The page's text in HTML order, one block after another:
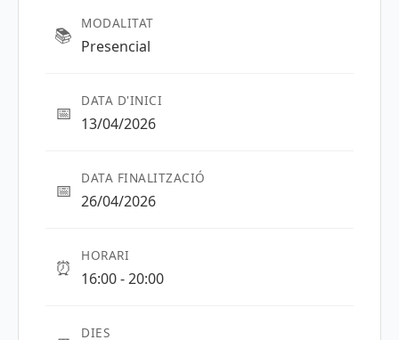
📚 MODALITAT
Presencial
📅 DATA D'INICI
13/04/2026
📅 DATA FINALITZACIÓ
26/04/2026
⏰ HORARI
16:00 - 20:00
DIES